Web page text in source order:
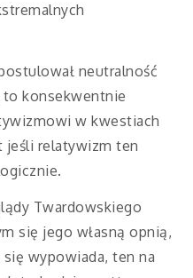
neutralność
konsekwentnie
w kwestiach
jeśli relatywizm ten
Twardowskiego
się jego własną opnią,
wypowiada, ten na